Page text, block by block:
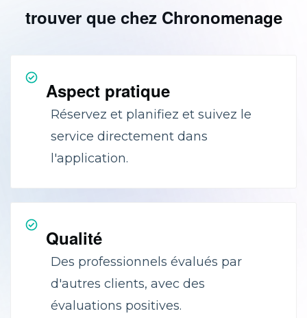
trouver que chez Chronomenage
Aspect pratique
Réservez et planifiez et suivez le
service directement dans
l'application.
Qualité
Des professionnels évalués par
d'autres clients, avec des
évaluations positives.